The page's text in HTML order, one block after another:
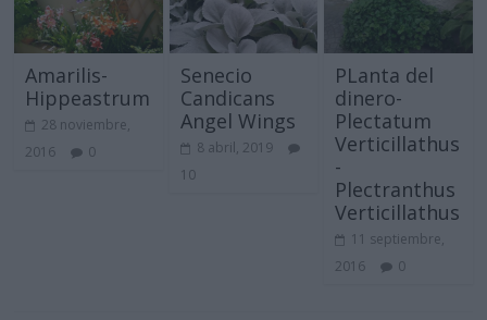
Amarilis-
Hippeastrum
28 noviembre,
2016
0
Senecio
Candicans
Angel Wings
8 abril, 2019
10
PLanta del
dinero-
Plectatum
Verticillathus
-
Plectranthus
Verticillathus
11 septiembre,
2016
0